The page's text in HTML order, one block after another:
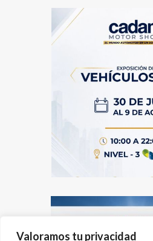
Valoramos tu privacidad